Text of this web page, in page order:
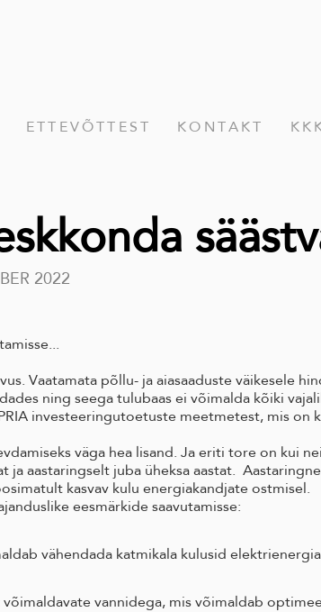
ETTEVÕTTEST KONTAKT
2022
Vaatamata põllu- ja aiasaaduste väikesele
ning seega tulubaas ei võimalda kõiki
investeeringutoetuste meetmetest, mis on
väga hea lisand. Ja eriti tore on kui
ja aastaringselt juba üheksa aastat.
kasvav kulu energiakandjate ostmisel.
eesmärkide saavutamisse:
vähendada katmikala kulusid
vannidega, mis võimaldab